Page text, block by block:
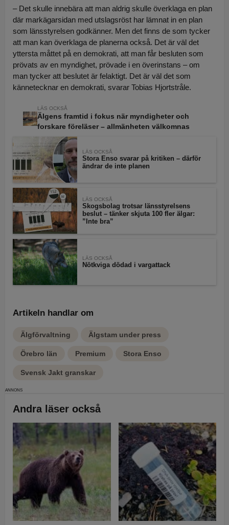
– Det skulle innebära att man aldrig skulle överklaga en plan
där markägarsidan med utslagsröst har lämnat in en plan
som länsstyrelsen godkänner. Men det finns de som tycker
att man kan överklaga de planerna också. Det är väl det
yttersta måttet på en demokrati, att man får besluten som
prövats av en myndighet, prövade i en överinstans – om
man tycker att beslutet är felaktigt. Det är väl det som
kännetecknar en demokrati, svarar Tobias Hjortstråle.
Älgens framtid i fokus när myndigheter och
forskare föreläser – allmänheten välkomnas
LÄS OCKSÅ
Stora Enso svarar på kritiken – därför
ändrar de inte planen
LÄS OCKSÅ
Skogsbolag trotsar länsstyrelsens
beslut – tänker skjuta 100 fler älgar:
”Inte bra”
LÄS OCKSÅ
Nötkviga dödad i vargattack
Artikeln handlar om
Älgförvaltning Älgstam under press
Örebro län Premium Stora Enso
Svensk Jakt granskar
Andra läser också